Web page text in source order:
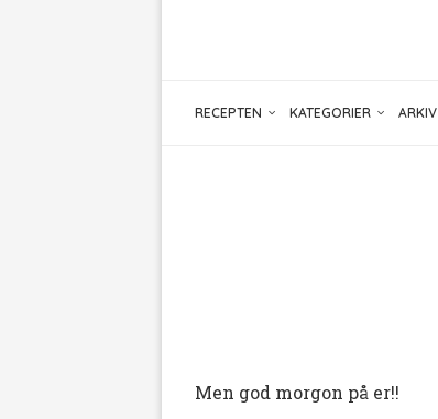
RECEPTEN KATEGORIER ARKIV
Men god morgon på er!!